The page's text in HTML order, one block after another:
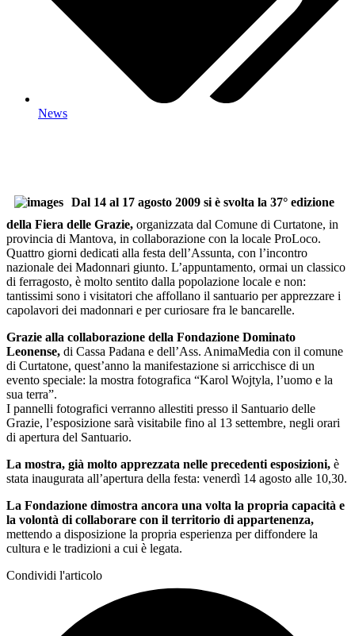
News
Dal 14 al 17 agosto 2009 si è svolta la 37° edizione
della Fiera delle Grazie, organizzata dal Comune di Curtatone, in
provincia di Mantova, in collaborazione con la locale ProLoco.
Quattro giorni dedicati alla festa dell’Assunta, con l’incontro
nazionale dei Madonnari giunto. L’appuntamento, ormai un classico
di ferragosto, è molto sentito dalla popolazione locale e non:
tantissimi sono i visitatori che affollano il santuario per apprezzare i
capolavori dei madonnari e per curiosare fra le bancarelle.
Grazie alla collaborazione della Fondazione Dominato
Leonense, di Cassa Padana e dell’Ass. AnimaMedia con il comune
di Curtatone, quest’anno la manifestazione si arricchisce di un
evento speciale: la mostra fotografica “Karol Wojtyla, l’uomo e la
sua terra”.
I pannelli fotografici verranno allestiti presso il Santuario delle
Grazie, l’esposizione sarà visitabile fino al 13 settembre, negli orari
di apertura del Santuario.
La mostra, già molto apprezzata nelle precedenti esposizioni, è
stata inaugurata all’apertura della festa: venerdì 14 agosto alle 10,30.
La Fondazione dimostra ancora una volta la propria capacità e
la volontà di collaborare con il territorio di appartenenza,
mettendo a disposizione la propria esperienza per diffondere la
cultura e le tradizioni a cui è legata.
Condividi l'articolo